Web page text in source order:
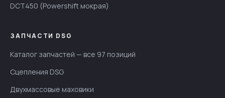
DCT450 (Powershift мокрая)
ЗАПЧАСТИ DSG
Каталог запчастей — все 97 позиций
Сцепления DSG
Двухмассовые маховики